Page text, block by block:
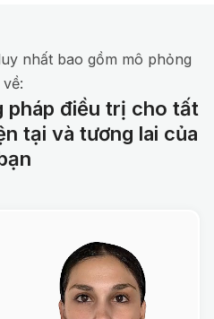
nhất bao gồm mô phỏng
về:
pháp điều trị cho tất
tại và tương lai của